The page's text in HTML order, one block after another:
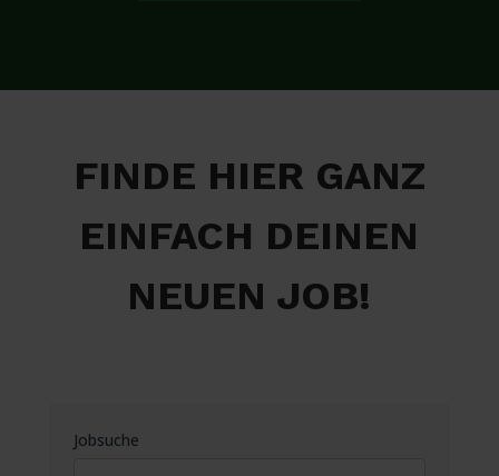
FINDE HIER GANZ
EINFACH DEINEN
NEUEN JOB!
Jobsuche